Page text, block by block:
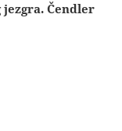
Čendler
prinos iskustva